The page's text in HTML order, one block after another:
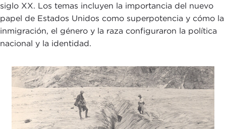
siglo XX. Los temas incluyen la importancia del nuevo
papel de Estados Unidos como superpotencia y cómo la
inmigración, el género y la raza configuraron la política
nacional y la identidad.